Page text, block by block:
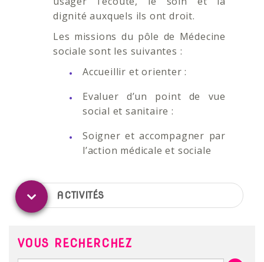
dignité auxquels ils ont droit.
Les missions du pôle de Médecine
sociale sont les suivantes :
Accueillir et orienter :
Evaluer d’un point de vue
social et sanitaire :
Soigner et accompagner par
l’action médicale et sociale
ACTIVITÉS
VOUS RECHERCHEZ